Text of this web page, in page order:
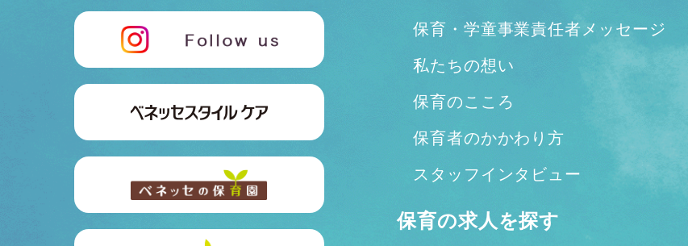
保育・学童事業責任者メッセージ
私たちの想い
保育のこころ
保育者のかかわり方
スタッフインタビュー
保育の求人を探す